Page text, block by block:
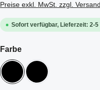
Preise exkl. MwSt. zzgl.
Sofort verfügbar, Lieferzeit: 2-5
Farbeauswählen
ESD schwarz